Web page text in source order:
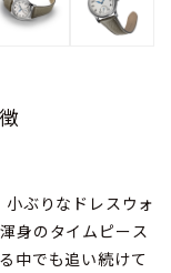
ぶりなドレスウォ
身のタイムピース
中でも追い続けて